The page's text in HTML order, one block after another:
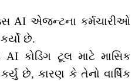
AI એજન્ટના કર્મચારીઓ
છે.
AI કોડિંગ ટૂલ માટે માસિક
છે, કારણ કે તેનો વાર્ષિક